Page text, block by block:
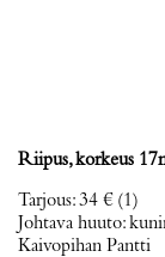
Riipus, korkeus
Tarjous:34 € (1)
Johtava huuto:
Kaivopihan Pantti